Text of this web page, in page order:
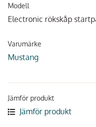
Modell
Electronic rökskåp
Varumärke
Mustang
Jämför produkt
Jämför produkt